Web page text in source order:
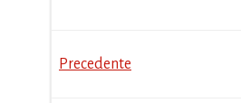
Post
Precedente